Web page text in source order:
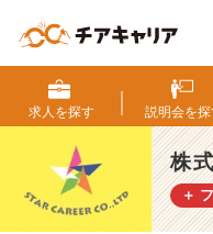
ャ
リ
ア
ア
ド
バ
求人を探す 説明会を
株
＋